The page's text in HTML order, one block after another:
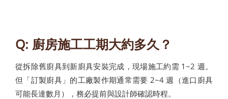
Q: 廚房施工工期大約多久？
從拆除舊廚具到新廚具安裝完成，現場施工約需 1~2 週。
但「訂製廚具」的工廠製作期通常需要 2~4 週（進口廚具
可能長達數月），務必提前與設計師確認時程。